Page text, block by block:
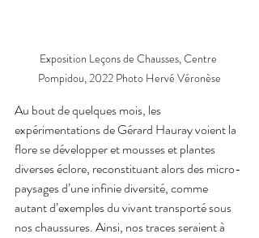
Exposition Leçons de Chausses, Centre
Pompidou, 2022 Photo Hervé Véronèse
Au bout de quelques mois, les
expérimentations de Gérard Hauray voient la
flore se développer et mousses et plantes
diverses éclore, reconstituant alors des micro-
paysages d’une infinie diversité, comme
autant d’exemples du vivant transporté sous
nos chaussures. Ainsi, nos traces seraient à